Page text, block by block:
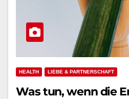
HEALTH LIEBE & PARTNERSCHAFT
Was tun, wenn die